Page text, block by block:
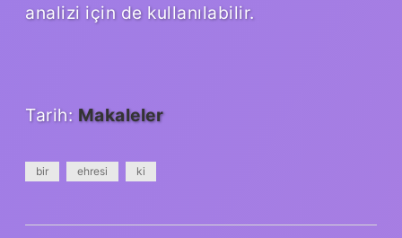
analizi için de kullanılabilir.
Tarih: Makaleler
bir ehresi ki